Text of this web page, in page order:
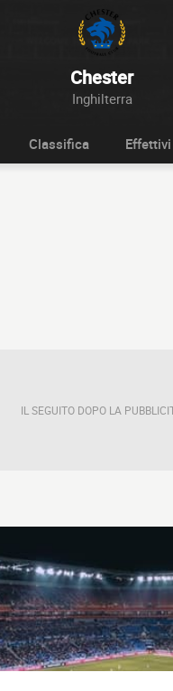
Chester
Inghilterra
Classifica Effettivi
IL SEGUITO DOPO LA